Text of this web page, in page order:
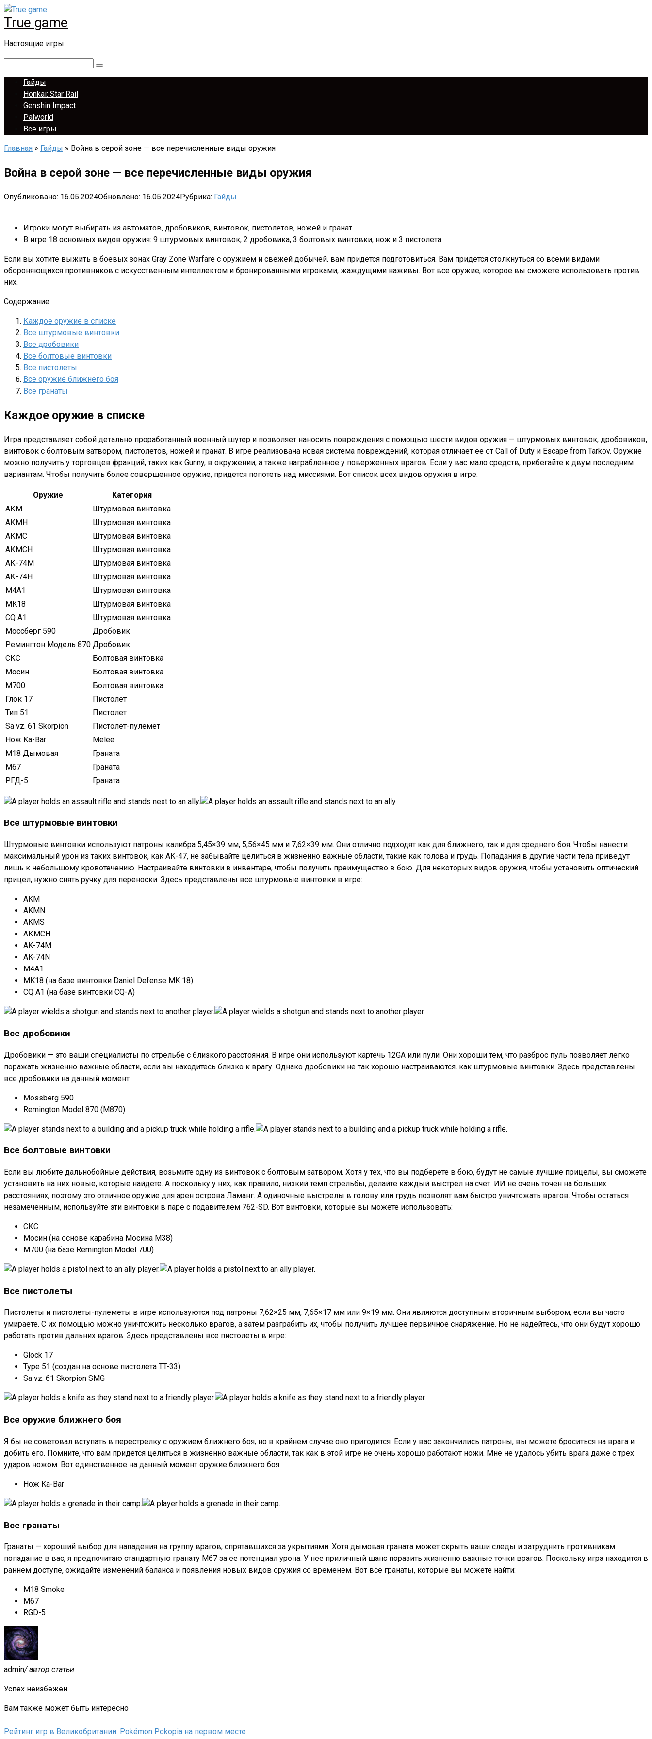
Перейти
к
контенту
True game
Настоящие игры
Гайды
Honkai: Star Rail
Genshin Impact
Palworld
Все игры
Главная » Гайды » Война в серой зоне — все перечисленные виды оружия
Война в серой зоне — все перечисленные виды оружия
Опубликовано: 16.05.2024Обновлено: 16.05.2024Рубрика: Гайды
Игроки могут выбирать из автоматов, дробовиков, винтовок, пистолетов, ножей и гранат.
В игре 18 основных видов оружия: 9 штурмовых винтовок, 2 дробовика, 3 болтовых винтовки, нож и 3 пистолета.
Если вы хотите выжить в боевых зонах Gray Zone Warfare с оружием и свежей добычей, вам придется подготовиться. Вам придется столкнуться со всеми видами
обороняющихся противников с искусственным интеллектом и бронированными игроками, жаждущими наживы. Вот все оружие, которое вы сможете использовать против
них.
Содержание
Каждое оружие в списке
Все штурмовые винтовки
Все дробовики
Все болтовые винтовки
Все пистолеты
Все оружие ближнего боя
Все гранаты
Каждое оружие в списке
Игра представляет собой детально проработанный военный шутер и позволяет наносить повреждения с помощью шести видов оружия — штурмовых винтовок, дробовиков,
винтовок с болтовым затвором, пистолетов, ножей и гранат. В игре реализована новая система повреждений, которая отличает ее от Call of Duty и Escape from Tarkov. Оружие
можно получить у торговцев фракций, таких как Gunny, в окружении, а также награбленное у поверженных врагов. Если у вас мало средств, прибегайте к двум последним
вариантам. Чтобы получить более совершенное оружие, придется попотеть над миссиями. Вот список всех видов оружия в игре.
Оружие
Категория
АКМ
Штурмовая винтовка
АКМН
Штурмовая винтовка
АКМС
Штурмовая винтовка
АКМСН
Штурмовая винтовка
АК-74М
Штурмовая винтовка
АК-74Н
Штурмовая винтовка
M4A1
Штурмовая винтовка
MK18
Штурмовая винтовка
CQ A1
Штурмовая винтовка
Моссберг 590
Дробовик
Ремингтон Модель 870 Дробовик
СКС
Болтовая винтовка
Мосин
Болтовая винтовка
M700
Болтовая винтовка
Глок 17
Пистолет
Тип 51
Пистолет
Sa vz. 61 Skorpion
Пистолет-пулемет
Нож Ka-Bar
Melee
M18 Дымовая
Граната
M67
Граната
РГД-5
Граната
Все штурмовые винтовки
Штурмовые винтовки используют патроны калибра 5,45×39 мм, 5,56×45 мм и 7,62×39 мм. Они отлично подходят как для ближнего, так и для среднего боя. Чтобы нанести
максимальный урон из таких винтовок, как AK-47, не забывайте целиться в жизненно важные области, такие как голова и грудь. Попадания в другие части тела приведут
лишь к небольшому кровотечению. Настраивайте винтовки в инвентаре, чтобы получить преимущество в бою. Для некоторых видов оружия, чтобы установить оптический
прицел, нужно снять ручку для переноски. Здесь представлены все штурмовые винтовки в игре:
AKM
AKMN
AKMS
АКМСН
AK-74M
AK-74N
M4A1
MK18 (на базе винтовки Daniel Defense MK 18)
CQ A1 (на базе винтовки CQ-A)
Все дробовики
Дробовики — это ваши специалисты по стрельбе с близкого расстояния. В игре они используют картечь 12GA или пули. Они хороши тем, что разброс пуль позволяет легко
поражать жизненно важные области, если вы находитесь близко к врагу. Однако дробовики не так хорошо настраиваются, как штурмовые винтовки. Здесь представлены
все дробовики на данный момент:
Mossberg 590
Remington Model 870 (M870)
Все болтовые винтовки
Если вы любите дальнобойные действия, возьмите одну из винтовок с болтовым затвором. Хотя у тех, что вы подберете в бою, будут не самые лучшие прицелы, вы сможете
установить на них новые, которые найдете. А поскольку у них, как правило, низкий темп стрельбы, делайте каждый выстрел на счет. ИИ не очень точен на больших
расстояниях, поэтому это отличное оружие для арен острова Ламанг. А одиночные выстрелы в голову или грудь позволят вам быстро уничтожать врагов. Чтобы остаться
незамеченным, используйте эти винтовки в паре с подавителем 762-SD. Вот винтовки, которые вы можете использовать:
СКС
Мосин (на основе карабина Мосина M38)
M700 (на базе Remington Model 700)
Все пистолеты
Пистолеты и пистолеты-пулеметы в игре используются под патроны 7,62×25 мм, 7,65×17 мм или 9×19 мм. Они являются доступным вторичным выбором, если вы часто
умираете. С их помощью можно уничтожить несколько врагов, а затем разграбить их, чтобы получить лучшее первичное снаряжение. Но не надейтесь, что они будут хорошо
работать против дальних врагов. Здесь представлены все пистолеты в игре:
Glock 17
Type 51 (создан на основе пистолета TT-33)
Sa vz. 61 Skorpion SMG
Все оружие ближнего боя
Я бы не советовал вступать в перестрелку с оружием ближнего боя, но в крайнем случае оно пригодится. Если у вас закончились патроны, вы можете броситься на врага и
добить его. Помните, что вам придется целиться в жизненно важные области, так как в этой игре не очень хорошо работают ножи. Мне не удалось убить врага даже с трех
ударов ножом. Вот единственное на данный момент оружие ближнего боя:
Нож Ka-Bar
Все гранаты
Гранаты — хороший выбор для нападения на группу врагов, спрятавшихся за укрытиями. Хотя дымовая граната может скрыть ваши следы и затруднить противникам
попадание в вас, я предпочитаю стандартную гранату M67 за ее потенциал урона. У нее приличный шанс поразить жизненно важные точки врагов. Поскольку игра находится в
раннем доступе, ожидайте изменений баланса и появления новых видов оружия со временем. Вот все гранаты, которые вы можете найти:
M18 Smoke
M67
RGD-5
admin/ автор статьи
Успех неизбежен.
Вам также может быть интересно
Рейтинг игр в Великобритании: Pokémon Pokopia на первом месте